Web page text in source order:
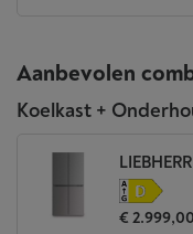
Aanbevolen
Koelkast +
€ 2.999,00